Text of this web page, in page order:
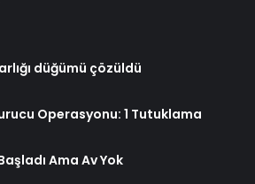
düğümü çözüldü
Operasyonu: 1 Tutuklama
Ama Av Yok